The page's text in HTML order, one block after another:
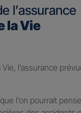
l’assurance
la Vie
l’assurance
l’on pourrait